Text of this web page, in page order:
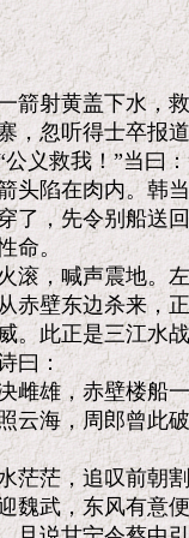
黄盖下水，救
，忽听得士卒报
义救我！”当曰
头陷在肉内。韩
了，先令别船送
命。
，喊声震地。左
赤壁东边杀来，
。此正是三江水
曰：
，赤壁楼船一
，周郎曾此破
，追叹前朝割
，东风有意便